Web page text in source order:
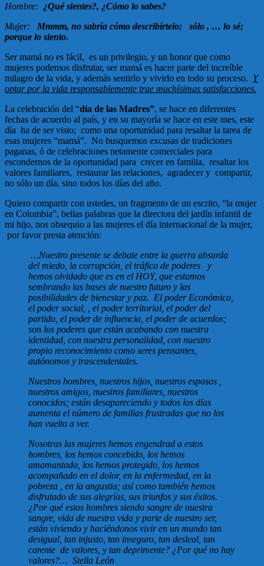
Hombre: ¿Qué sientes?, ¿Cómo lo sabes?
Mujer: Mmmm, no sabría cómo describírtelo; sólo , … lo sé;
porque lo siento.
Ser mamá no es fácil, es un privilegio, y un honor que como
mujeres podemos disfrutar, ser mamá es hacer parte del increíble
milagro de la vida, y además sentirlo y vivirlo en todo su proceso. Y
optar por la vida responsablemente trae muchísimas satisfacciones.
La celebración del “día de las Madres”, se hace en diferentes
fechas de acuerdo al país, y en su mayoría se hace en este mes, este
día ha de ser visto; como una oportunidad para resaltar la tarea de
esas mujeres “mamá”. No busquemos excusas de tradiciones
paganas, ó de celebraciones netamente comerciales para
escondernos de la oportunidad para crecer en familia, resaltar los
valores familiares, restaurar las relaciones, agradecer y compartir,
no sólo un día, sino todos los días del año.
Quiero compartir con ustedes, un fragmento de un escrito, “la mujer
en Colombia”, bellas palabras que la directora del jardín infantil de
mi hijo, nos obsequio a las mujeres el día internacional de la mujer,
por favor presta atención:
…Nuestro presente se debate entre la guerra absurda
del miedo, la corrupción, el tráfico de poderes y
hemos olvidado que es en el HOY, que estamos
sembrando las bases de nuestro futuro y las
posibilidades de bienestar y paz. El poder Económico,
el poder social, , el poder territorial, el poder del
partido, el poder de influencia, el poder de acuerdos;
son los poderes que están acabando con nuestra
identidad, con nuestra personalidad, con nuestro
propio reconocimiento como seres pensantes,
autónomos y trascendentales.
Nuestros hombres, nuestros hijos, nuestros esposos ,
nuestros amigos, nuestros familiares, nuestros
conocidos; están desapareciendo y todos los días
aumenta el número de familias frustradas que no los
han vuelto a ver.
Nosotras las mujeres hemos engendrad a estos
hombres, los hemos concebido, los hemos
amamantado, los hemos protegido, los hemos
acompañado en el dolor, en la enfermedad, en la
pobreza , en la angustia; así como también hemos
disfrutado de sus alegrías, sus triunfos y sus éxitos.
¿Por qué estos hombres siendo sangre de nuestra
sangre, vida de nuestra vida y parte de nuestro ser,
están viviendo y haciéndonos vivir en un mundo tan
desigual, tan injusto, tan inseguro, tan desleal, tan
carente de valores, y tan deprimente? ¿Por qué no hay
valores?… Stella León